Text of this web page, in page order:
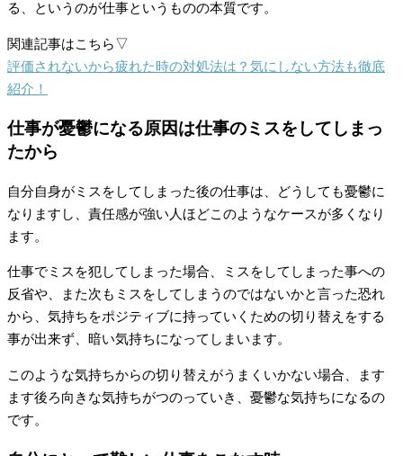
る、というのが仕事というものの本質です。
関連記事はこちら▽
評価されないから疲れた時の対処法は？気にしない方法も徹底
紹介！
仕事が憂鬱になる原因は仕事のミスをしてしまっ
たから
自分自身がミスをしてしまった後の仕事は、どうしても憂鬱に
なりますし、責任感が強い人ほどこのようなケースが多くなり
ます。
仕事でミスを犯してしまった場合、ミスをしてしまった事への
反省や、また次もミスをしてしまうのではないかと言った恐れ
から、気持ちをポジティブに持っていくための切り替えをする
事が出来ず、暗い気持ちになってしまいます。
このような気持ちからの切り替えがうまくいかない場合、ます
ます後ろ向きな気持ちがつのっていき、憂鬱な気持ちになるの
です。